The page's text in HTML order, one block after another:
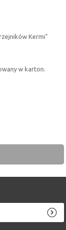
Kermi"
w karton.